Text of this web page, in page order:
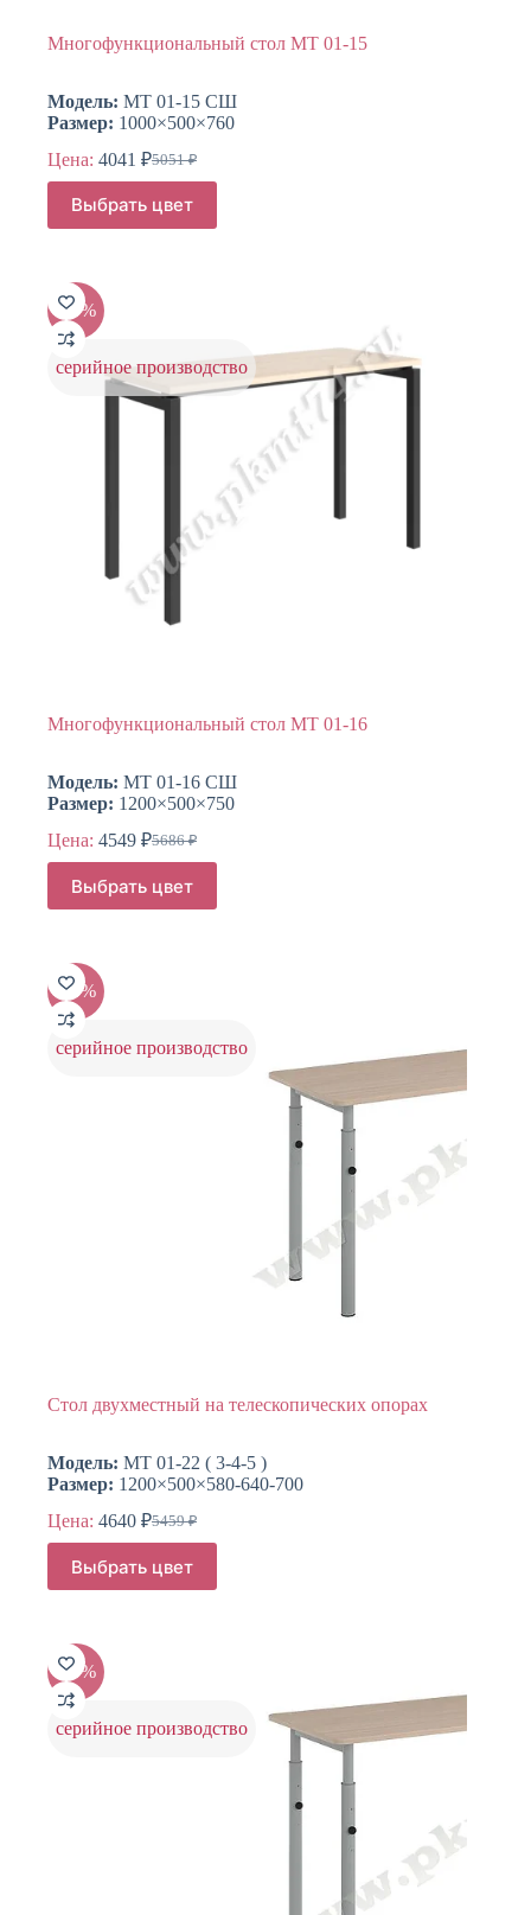
Многофункциональный стол МТ 01-15
Модель: МТ 01-15 СШ
Размер: 1000×500×760
Цена:
5051₽
Первоначальная
цена
составляла
5051 ₽.
4041 ₽Текущая
цена:
4041 ₽.
Выбрать цвет
Этот
товар
имеет
Опции
можно
выбрать
на
странице
-20%
серийное производство
Многофункциональный стол МТ 01-16
Модель: МТ 01-16 СШ
Размер: 1200×500×750
Цена:
5686₽
Первоначальная
составляла
5686 ₽.
4549 ₽Текущая
4549 ₽.
Выбрать цвет
Этот
товар
имеет
Опции
можно
выбрать
на
странице
-15%
серийное производство
Стол двухместный на телескопических опорах
Модель: МТ 01-22 ( 3-4-5 )
Размер: 1200×500×580-640-700
Цена:
5459₽
Первоначальная
составляла
5459 ₽.
4640 ₽Текущая
4640 ₽.
Выбрать цвет
Этот
товар
имеет
Опции
можно
выбрать
на
странице
-15%
серийное производство